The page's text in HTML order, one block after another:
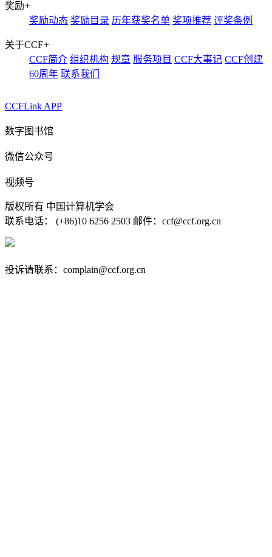
奖励+
奖励动态 奖励目录 历年获奖名单 奖项推荐 评奖条例
关于CCF+
CCF简介 组织机构 规章 服务项目 CCF大事记 CCF创建
60周年 联系我们
CCFLink APP
数字图书馆
微信公众号
视频号
版权所有 中国计算机学会
联系电话： (+86)10 6256 2503 邮件：ccf@ccf.org.cn
投诉请联系：complain@ccf.org.cn